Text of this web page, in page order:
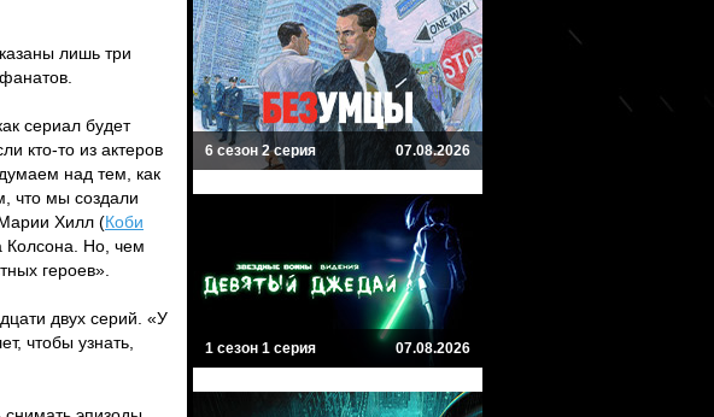
лишь три
сериал будет
кто-то из актеров
над тем, как
что мы создали
Хилл (Коби
Колсона. Но, чем
героев».
двух серий. «У
чтобы узнать,
6 сезон 2 серия 07.08.2026
1 сезон 1 серия 07.08.2026